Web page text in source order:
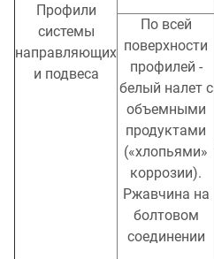
Профили
системы
направляющих
и подвеса
По всей
поверхности
профилей -
белый налет с
объемными
продуктами
(«хлопьями»
коррозии).
Ржавчина на
болтовом
соединении